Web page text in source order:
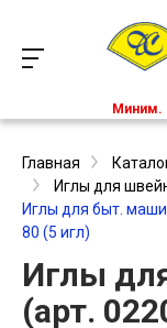
Миним.
Главная
Иглы для
Иглы для быт.
80 (5 игл)
Иглы
(арт.